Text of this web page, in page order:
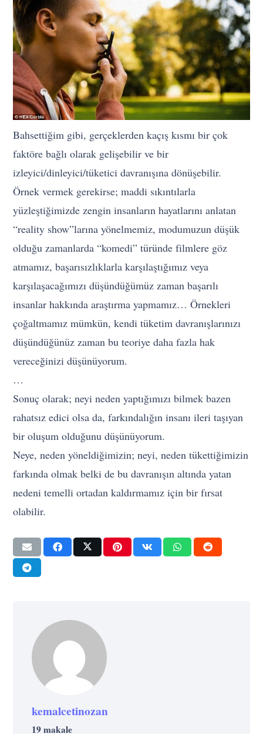
Bahsettiğim gibi, gerçeklerden kaçış kısmı bir çok
faktöre bağlı olarak gelişebilir ve bir
izleyici/dinleyici/tüketici davranışına dönüşebilir.
Örnek vermek gerekirse; maddi sıkıntılarla
yüzleştiğimizde zengin insanların hayatlarını anlatan
“reality show”larına yönelmemiz, modumuzun düşük
olduğu zamanlarda “komedi” türünde filmlere göz
atmamız, başarısızlıklarla karşılaştığımız veya
karşılaşacağımızı düşündüğümüz zaman başarılı
insanlar hakkında araştırma yapmamız… Örnekleri
çoğaltmamız mümkün, kendi tüketim davranışlarınızı
düşündüğünüz zaman bu teoriye daha fazla hak
vereceğinizi düşünüyorum.
…
Sonuç olarak; neyi neden yaptığımızı bilmek bazen
rahatsız edici olsa da, farkındalığın insanı ileri taşıyan
bir oluşum olduğunu düşünüyorum.
Neye, neden yöneldiğimizin; neyi, neden tükettiğimizin
farkında olmak belki de bu davranışın altında yatan
nedeni temelli ortadan kaldırmamız için bir fırsat
olabilir.
kemalcetinozan
19 makale